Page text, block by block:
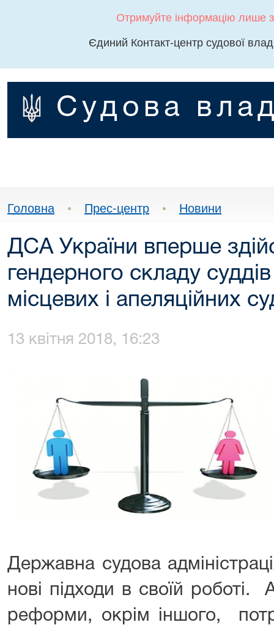
Отримуйте інформацію лише
Єдиний Контакт-центр судової
Судова
Головна • Прес-центр • Новини
ДСА України вперше
гендерного складу суддів
місцевих і апеляційних
13 квітня 2018, 16:23
Державна судова
нові підходи в своїй роботі.
реформи, окрім іншого,